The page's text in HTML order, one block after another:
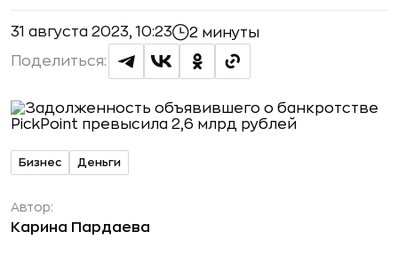
31 августа 2023, 10:23 2 минуты
Поделиться:
Бизнес Деньги
Автор:
Карина Пардаева